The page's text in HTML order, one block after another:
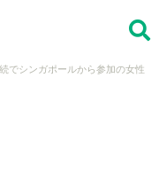
検索
でシンガポールから参加の女性